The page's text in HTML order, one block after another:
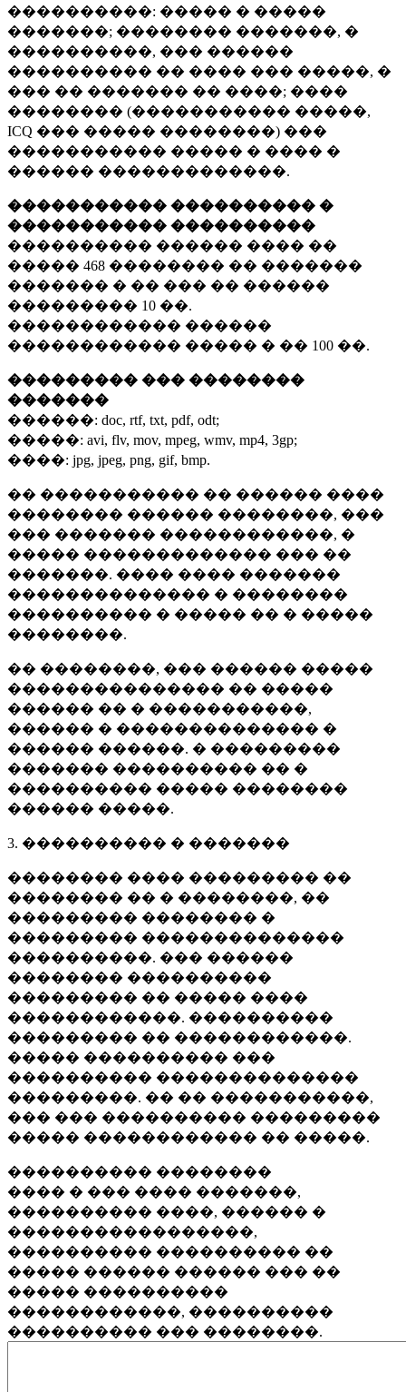
����������: ����� � �����
�������; �������� �������, �
����������, ��� ������
���������� �� ���� ��� �����, �
��� �� ������� �� ����; ����
�������� (����������� �����,
ICQ ��� ����� ��������) ���
����������� ����� � ���� �
������ �������������.
����������� ���������� �
����������� ����������
���������� ������ ���� ��
����� 468 �������� �� �������
������� � �� ��� �� ������
��������� 10 ��.
������������ ������
������������ ����� � �� 100 ��.
��������� ��� ��������
�������
������: doc, rtf, txt, pdf, odt;
�����: avi, flv, mov, mpeg, wmv, mp4, 3gp;
����: jpg, jpeg, png, gif, bmp.
�� ����������� �� ������ ����
�������� ������ ��������, ���
��� ������� ������������, �
����� ������������� ��� ��
�������. ���� ���� �������
�������������� � ��������
���������� � ����� �� � �����
��������.
�� ��������, ��� ������ �����
��������������� �� �����
������ �� � �����������,
������ � �������������� �
������ ������. � ���������
������� ���������� �� �
���������� ����� ��������
������ �����.
3. ���������� � �������
�������� ���� ��������� ��
�������� �� � ��������, ��
��������� �������� �
��������� ��������������
����������. ��� ������
�������� ����������
��������� �� ����� ����
������������. ����������
��������� �� ������������.
����� ���������� ���
���������� ��������������
���������. �� �� �����������,
��� ��� ���������� ���������
����� ������������ �� �����.
���������� ��������
���� � ��� ���� �������,
���������� ����, ������ �
�����������������,
���������� ���������� ��
����� ������ ������ ��� ��
����� ����������
������������, ����������
���������� ��� ��������.